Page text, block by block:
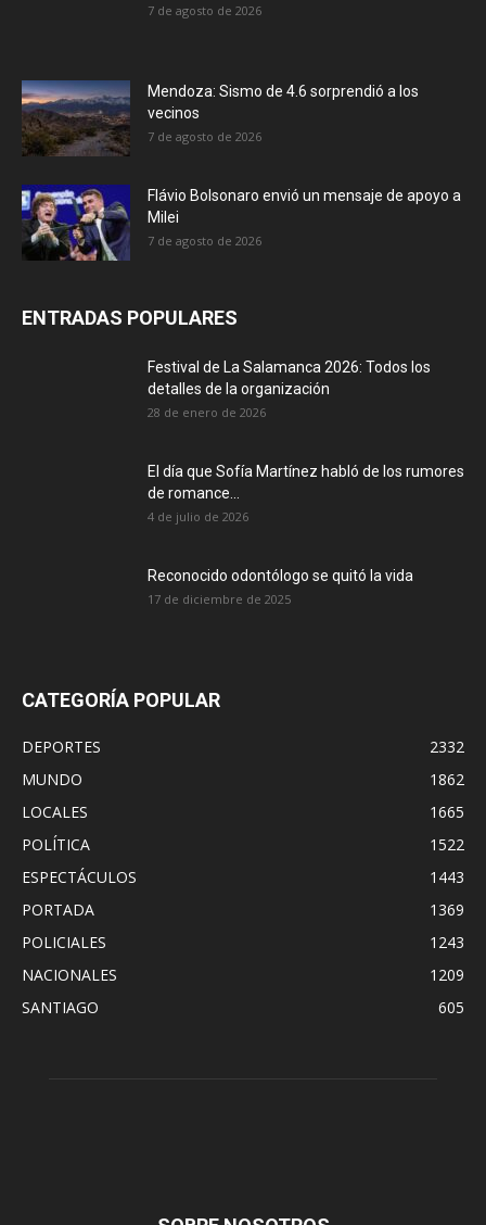
7 de agosto de 2026
Mendoza: Sismo de 4.6 sorprendió a los
vecinos
7 de agosto de 2026
Flávio Bolsonaro envió un mensaje de apoyo a
Milei
7 de agosto de 2026
ENTRADAS POPULARES
Festival de La Salamanca 2026: Todos los
detalles de la organización
28 de enero de 2026
El día que Sofía Martínez habló de los rumores
de romance...
4 de julio de 2026
Reconocido odontólogo se quitó la vida
17 de diciembre de 2025
CATEGORÍA POPULAR
DEPORTES
2332
MUNDO
1862
LOCALES
1665
POLÍTICA
1522
ESPECTÁCULOS
1443
PORTADA
1369
POLICIALES
1243
NACIONALES
1209
SANTIAGO
605